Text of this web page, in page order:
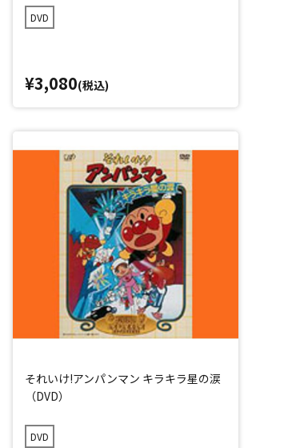
DVD
¥3,080(税込)
それいけ!アンパンマン キラキラ星の涙
（DVD）
DVD